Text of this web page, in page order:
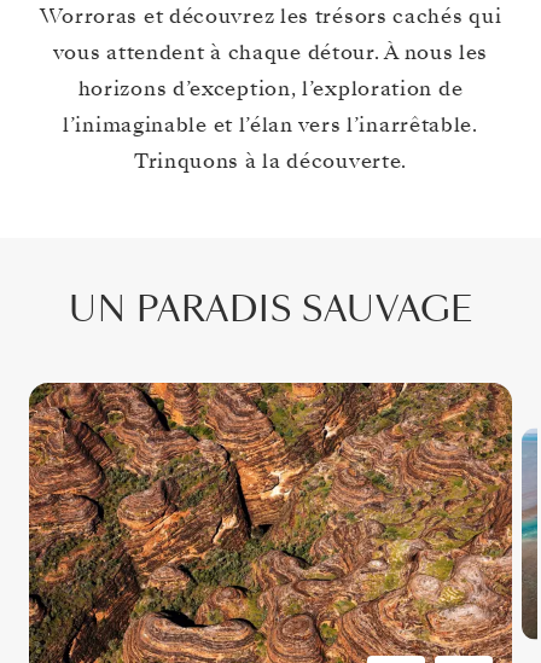
Worroras et découvrez les trésors cachés qui
vous attendent à chaque détour. À nous les
horizons d’exception, l’exploration de
l’inimaginable et l’élan vers l’inarrêtable.
Trinquons à la découverte.
UN PARADIS SAUVAGE